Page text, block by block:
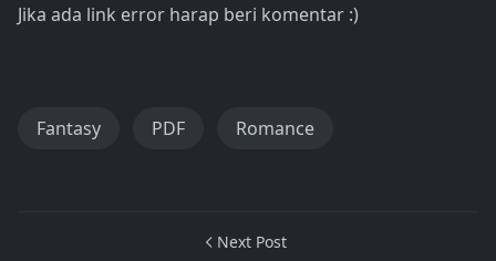
Jika ada link error harap beri komentar :)
Fantasy PDF Romance
Next Post